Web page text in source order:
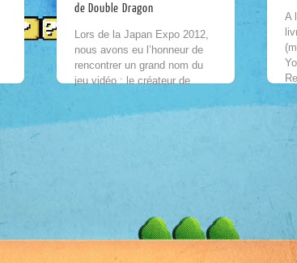
de Double Dragon
Lors de la Japan Expo 2012,
nous avons eu l’honneur de
rencontrer un grand nom du
jeu vidéo : le créateur de
de Florent Gorges (Historien...
A